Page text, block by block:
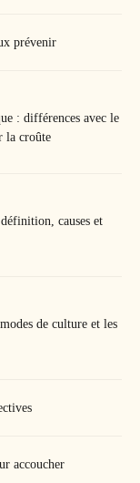
prévenir
: différences avec le
la croûte
causes et
de culture et les
accoucher